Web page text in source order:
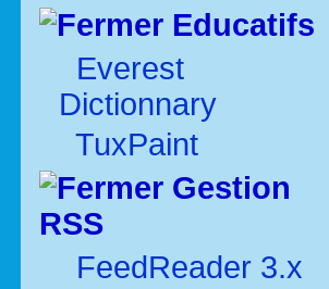
Educatifs
Everest
Dictionnary
TuxPaint
Gestion
RSS
FeedReader 3.x